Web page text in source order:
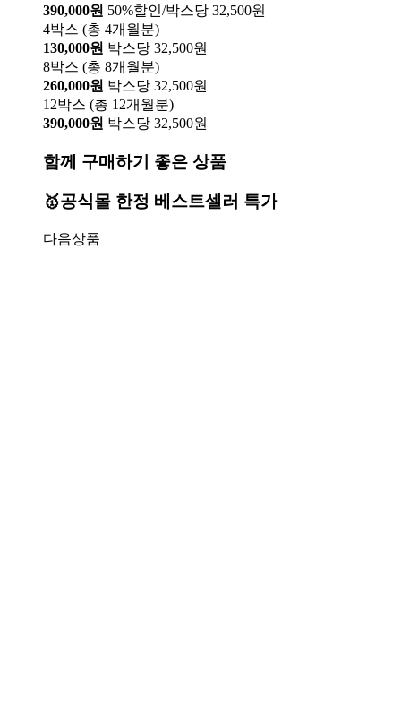
390,000원 50%할인/박스당 32,500원
4박스 (총 4개월분)
130,000원 박스당 32,500원
8박스 (총 8개월분)
260,000원 박스당 32,500원
12박스 (총 12개월분)
390,000원 박스당 32,500원
함께 구매하기 좋은 상품
🥇공식몰 한정 베스트셀러 특가
다음상품